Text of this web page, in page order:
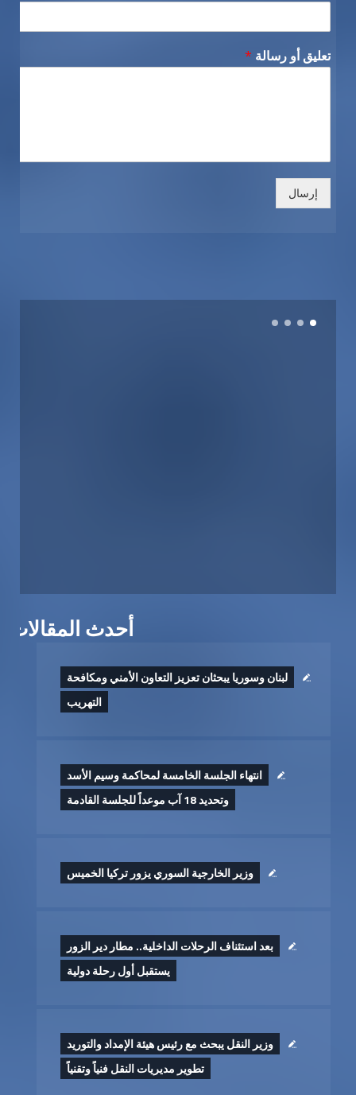
تعليق أو رسالة *
إرسال
أحدث المقالات
لبنان وسوريا يبحثان تعزيز التعاون الأمني ومكافحة
التهريب
انتهاء الجلسة الخامسة لمحاكمة وسيم الأسد
وتحديد 18 آب موعداً للجلسة القادمة
وزير الخارجية السوري يزور تركيا الخميس
بعد استئناف الرحلات الداخلية.. مطار دير الزور
يستقبل أول رحلة دولية
وزير النقل يبحث مع رئيس هيئة الإمداد والتوريد
تطوير ‏مديريات النقل فنياً وتقنياً